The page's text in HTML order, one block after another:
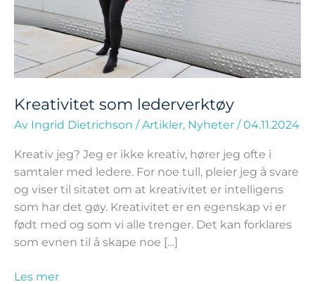
Kreativitet som lederverktøy
Av Ingrid Dietrichson /Artikler, Nyheter /04.11.2024
Kreativ jeg? Jeg er ikke kreativ, hører jeg ofte i
samtaler med ledere. For noe tull, pleier jeg å svare
og viser til sitatet om at kreativitet er intelligens
som har det gøy. Kreativitet er en egenskap vi er
født med og som vi alle trenger. Det kan forklares
som evnen til å skape noe […]
Les mer